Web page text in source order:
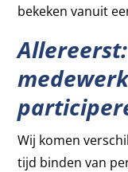
bekeken vanuit
Wij komen
tijd binden van